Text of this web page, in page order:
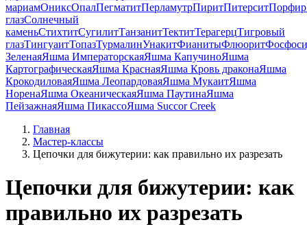
мариамОниксОпалПегматитПерламутрПиритПитерситПорфир
глазСолнечный
каменьСтихтитСугилитТанзанитТектитТерагерцТигровый
глазТингуаитТопазТурмалинУнакитФианитыФлюорит
ЗеленаяЯшма ИмператорскаяЯшма КапучиноЯшма
КартографическаяЯшма КраснаяЯшма Кровь драконаЯшма
КрокодиловаяЯшма ЛеопардоваяЯшма МукаитЯшма
НоренаЯшма ОкеаническаяЯшма ПаутинаЯшма
ПейзажнаяЯшма ПикассоЯшма Succor Creek
Главная
Мастер-классы
Цепочки для бижутерии: как правильно их разрезать
Цепочки для бижутерии: как
правильно их разрезать